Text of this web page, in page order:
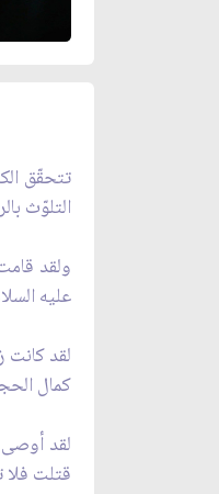
تتحقّق
التلوّث
ولقد
عليه
لقد كانت
كمال
لقد أوصى
قتلت فلا